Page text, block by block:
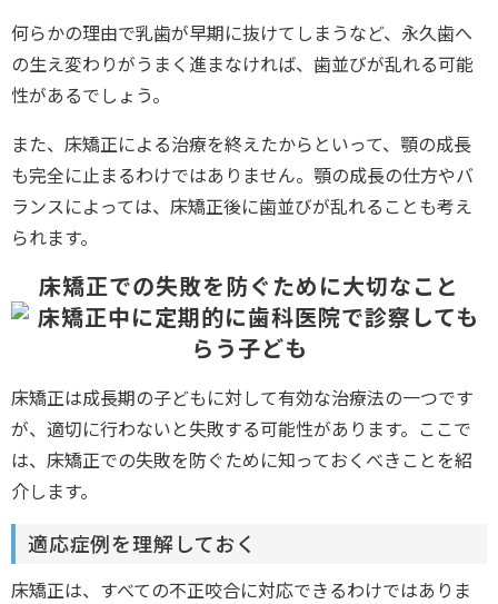
何らかの理由で乳歯が早期に抜けてしまうなど、永久歯へ
の生え変わりがうまく進まなければ、歯並びが乱れる可能
性があるでしょう。
また、床矯正による治療を終えたからといって、顎の成長
も完全に止まるわけではありません。顎の成長の仕方やバ
ランスによっては、床矯正後に歯並びが乱れることも考え
られます。
床矯正での失敗を防ぐために大切なこと
床矯正は成長期の子どもに対して有効な治療法の一つです
が、適切に行わないと失敗する可能性があります。ここで
は、床矯正での失敗を防ぐために知っておくべきことを紹
介します。
適応症例を理解しておく
床矯正は、すべての不正咬合に対応できるわけではありま